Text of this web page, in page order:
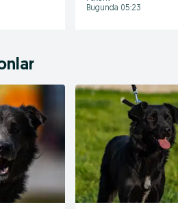
Bugunda 05:23